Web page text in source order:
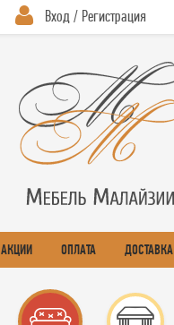
Вход / Регистрация
АКЦИИ ОПЛАТА ДОСТАВКА